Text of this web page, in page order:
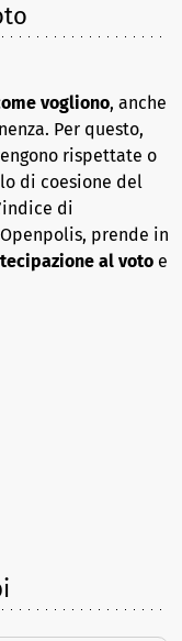
vogliono, anche
Per questo,
rispettate o
di coesione del
di
prende in
al voto e